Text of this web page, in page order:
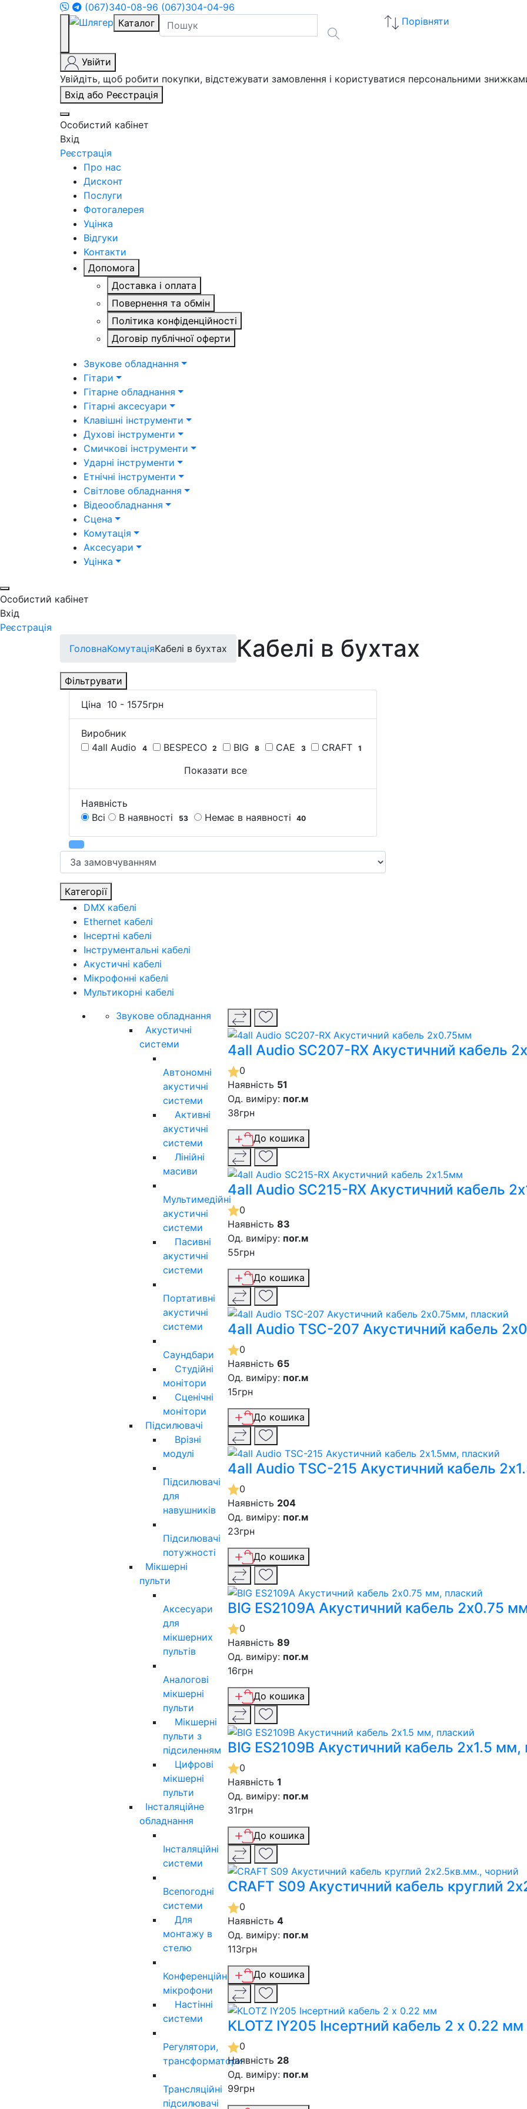
(067)340-08-96 (067)304-04-96
Каталог
Порівняти
Увійти
Увійдіть, щоб робити покупки, відстежувати замовлення і користуватися персональними
Вхід або Реєстрація
Особистий кабінет
Вхід
Реєстрація
Про нас
Дисконт
Послуги
Фотогалерея
Уцінка
Відгуки
Контакти
Допомога
Доставка і оплата
Повернення та обмін
Політика конфіденційності
Договір публічної оферти
Звукове обладнання
Гітари
Гітарне обладнання
Гітарні аксесуари
Клавішні інструменти
Духові інструменти
Смичкові інструменти
Ударні інструменти
Етнічні інструменти
Світлове обладнання
Відеообладнання
Сцена
Комутація
Аксесуари
Уцінка
Особистий кабінет
Вхід
Реєстрація
ГоловнаКомутаціяКабелі в бухтах Кабелі в бухтах
Фільтрувати
Ціна 10 - 1575грн
Виробник
4all Audio
4 BESPECO 2 BIG 8 CAE 3 CRAFT 1
Показати все
Наявність
Всі
В наявності 53 Немає в наявності 40
Категорії
DMX кабелі
Ethernet кабелі
Інсертні кабелі
Інструментальні кабелі
Акустичні кабелі
Мікрофонні кабелі
Мультикорні кабелі
Звукове обладнання
Акустичні
системи
Автономні
акустичні
системи
Активні
акустичні
системи
Лінійні
масиви
Мультимедійні
акустичні
системи
Пасивні
акустичні
системи
Портативні
акустичні
системи
Саундбари
Студійні
монітори
Сценічні
монітори
Підсилювачі
Врізні
модулі
Підсилювачі
для
навушників
Підсилювачі
потужності
Мікшерні
пульти
Аксесуари
для
мікшерних
пультів
Аналогові
мікшерні
пульти
Мікшерні
пульти з
підсиленням
Цифрові
мікшерні
пульти
Інсталяційне
обладнання
Інсталяційні
системи
Всепогодні
системи
Для
монтажу в
стелю
Конференційні
мікрофони
Настінні
системи
Регулятори,
трансформатори
Трансляційні
підсилювачі
4all Audio SC207-RX Акустичний кабель
0
Наявність 51
Од. виміру: пог.м
38грн
До кошика
4all Audio SC215-RX Акустичний кабель
0
Наявність 83
Од. виміру: пог.м
55грн
До кошика
4all Audio TSC-207 Акустичний кабель
0
Наявність 65
Од. виміру: пог.м
15грн
До кошика
4all Audio TSC-215 Акустичний кабель
0
Наявність 204
Од. виміру: пог.м
23грн
До кошика
BIG ES2109A Акустичний кабель 2х0.75
0
Наявність 89
Од. виміру: пог.м
16грн
До кошика
BIG ES2109B Акустичний кабель 2х1.5 мм,
0
Наявність 1
Од. виміру: пог.м
31грн
До кошика
CRAFT S09 Акустичний кабель круглий
0
Наявність 4
Од. виміру: пог.м
113грн
До кошика
KLOTZ IY205 Інсертний кабель 2 х 0.22 мм
0
Наявність 28
Од. виміру: пог.м
99грн